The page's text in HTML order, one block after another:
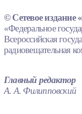
© Сетевое издание
«Федеральное
Всероссийская
радиовещательная
Главный редактор
А. А. Филипповский